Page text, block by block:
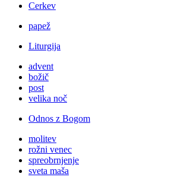
Cerkev
papež
Liturgija
advent
božič
post
velika noč
Odnos z Bogom
molitev
rožni venec
spreobrnjenje
sveta maša